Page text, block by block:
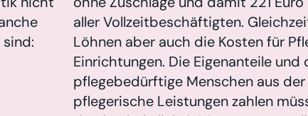
aller Vollzeitbeschäftigten.
Löhnen aber auch die Kosten für
Einrichtungen. Die Eigenanteile
pflegebedürftige Menschen aus
pflegerische Leistungen zahlen